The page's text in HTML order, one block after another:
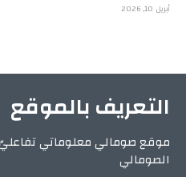
أبريل 10, 2026
التعريف بالموقع
موقع صومالي معلوماتي
الصومالي